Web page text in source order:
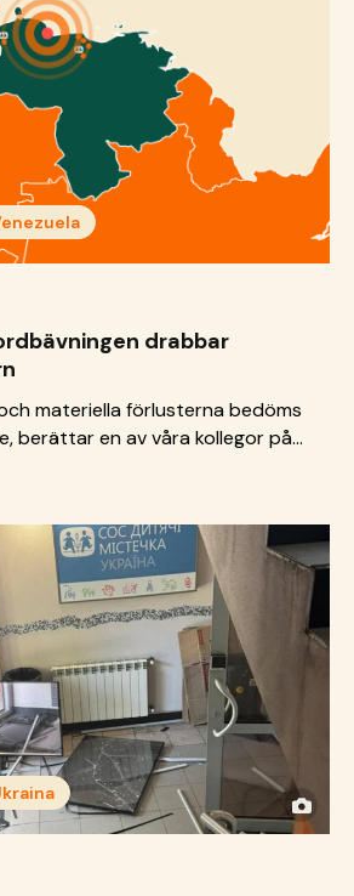
drabbar
materiella förlusterna bedöms
berättar en av våra kollegor på